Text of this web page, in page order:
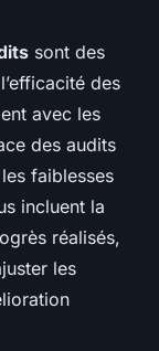
sont des
des
avec les
des audits
faiblesses
incluent la
réalisés,
les